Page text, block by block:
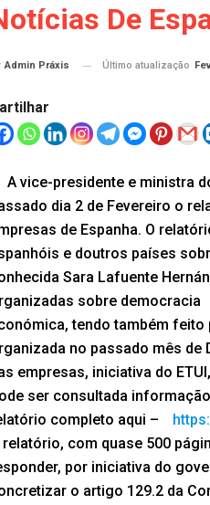
De
Admin Práxis Último atualização
A vice-presidente e ministra
dia 2 de Fevereiro o
de Espanha. O
e doutros países
Sara Lafuente
sobre democracia
tendo também
no passado mês de
empresas, iniciativa do
ser consultada
completo aqui –
relatório, com quase 500
por iniciativa do
o artigo 129.2 da